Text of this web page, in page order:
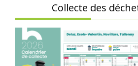
Collecte des